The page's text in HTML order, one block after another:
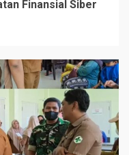
Finansial Siber